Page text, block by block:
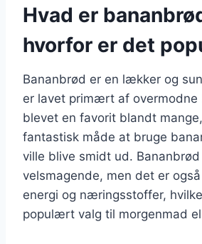
Hvad er
hvorfor er det
Bananbrød er en lækker og
er lavet primært af overmodne
blevet en favorit blandt
fantastisk måde at bruge
ville blive smidt ud.
velsmagende, men det er
energi og næringsstoffer,
populært valg til morgenmad